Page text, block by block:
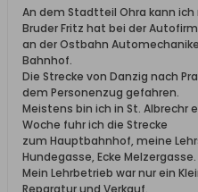
An dem Stadtteil Ohra kann
Bruder Fritz hat bei der
an der Ostbahn
Bahnhof.
Die Strecke von Danzig nach
dem Personenzug gefahren.
Meistens bin ich in St.
Woche fuhr ich die Strecke
zum Hauptbahnhof, meine
Hundegasse, Ecke Melzergasse.
Mein Lehrbetrieb war nur ein
Reparatur und Verkauf.